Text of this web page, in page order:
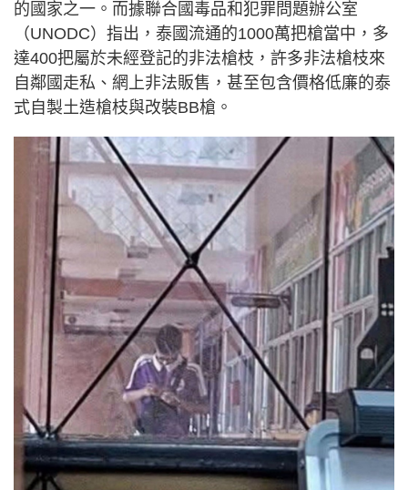
的國家之一。而據聯合國毒品和犯罪問題辦公室
（UNODC）指出，泰國流通的1000萬把槍當中，多
達400把屬於未經登記的非法槍枝，許多非法槍枝來
自鄰國走私、網上非法販售，甚至包含價格低廉的泰
式自製土造槍枝與改裝BB槍。